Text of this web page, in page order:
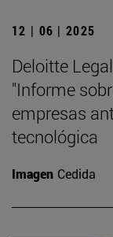
12 | 06 | 2025
Deloitte
"Informe
empresas
tecnológica
Imagen Cedida